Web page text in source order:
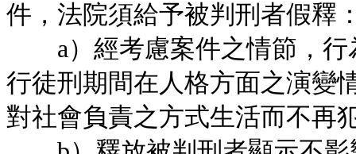
件，法院須給予被判刑者假釋
a）經考慮案件之情節，行
行徒刑期間在人格方面之演變
對社會負責之方式生活而不再